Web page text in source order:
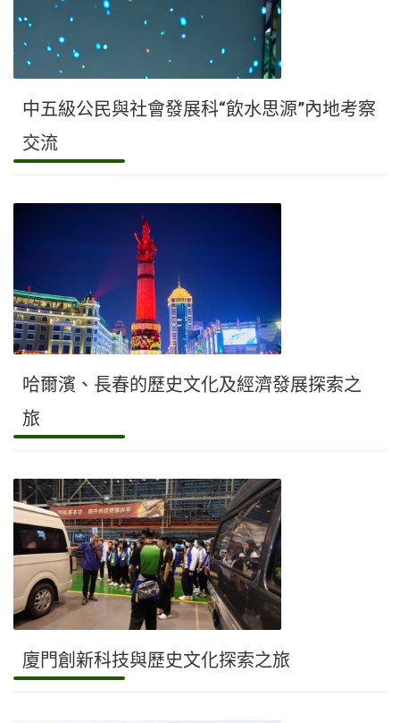
中五級公民與社會發展科“飲水思源”內地考察
交流
哈爾濱、長春的歷史文化及經濟發展探索之
旅
廈門創新科技與歷史文化探索之旅